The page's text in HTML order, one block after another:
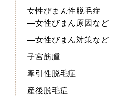
女性びまん性脱毛症
—女性びまん原因など
—女性びまん対策など
子宮筋腫
牽引性脱毛症
産後脱毛症